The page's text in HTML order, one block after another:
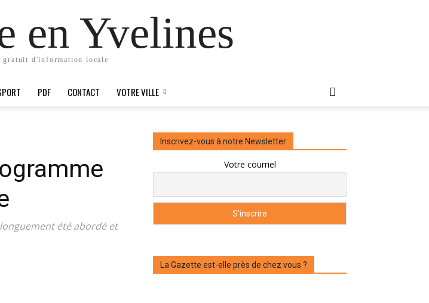
en Yvelines
gratuit d'information locale
PDF CONTACT VOTRE VILLE
été abordé et
Inscrivez-vous à notre Newsletter
Votre courriel
La Gazette est-elle près de chez vous ?